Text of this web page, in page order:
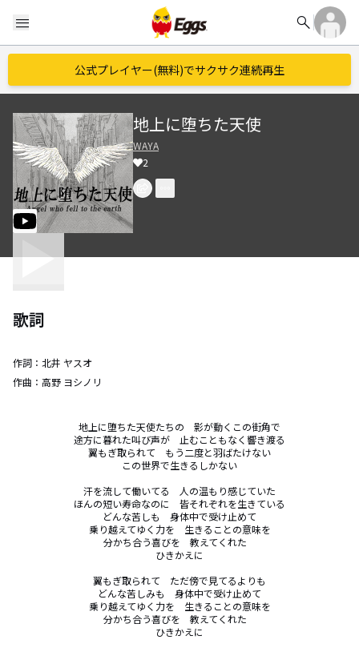
menu search
公式プレイヤー(無料)でサクサク連続再生
地上に堕ちた天使
WAYA
2
歌詞
作詞： 北井 ヤスオ
作曲： 高野 ヨシノリ
地上に堕ちた天使たちの　影が動くこの街角で
途方に暮れた叫び声が　止むこともなく響き渡る
翼もぎ取られて　もう二度と羽ばたけない
この世界で生きるしかない
汗を流して働いてる　人の温もり感じていた
ほんの短い寿命なのに　皆それぞれを生きている
どんな苦しも　身体中で受け止めて
乗り越えてゆく力を　生きることの意味を
分かち合う喜びを　教えてくれた
ひきかえに
翼もぎ取られて　ただ傍で見てるよりも
どんな苦しみも　身体中で受け止めて
乗り越えてゆく力を　生きることの意味を
分かち合う喜びを　教えてくれた
ひきかえに